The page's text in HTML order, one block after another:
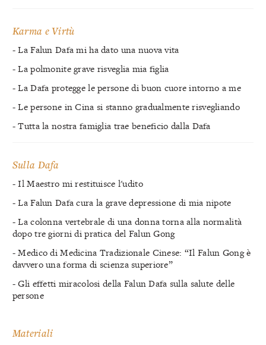
Karma e Virtù
- La Falun Dafa mi ha dato una nuova vita
- La polmonite grave risveglia mia figlia
- La Dafa protegge le persone di buon cuore intorno a me
- Le persone in Cina si stanno gradualmente risvegliando
- Tutta la nostra famiglia trae beneficio dalla Dafa
Sulla Dafa
- Il Maestro mi restituisce l'udito
- La Falun Dafa cura la grave depressione di mia nipote
- La colonna vertebrale di una donna torna alla normalità
dopo tre giorni di pratica del Falun Gong
- Medico di Medicina Tradizionale Cinese: “Il Falun Gong è
davvero una forma di scienza superiore”
- Gli effetti miracolosi della Falun Dafa sulla salute delle
persone
Materiali